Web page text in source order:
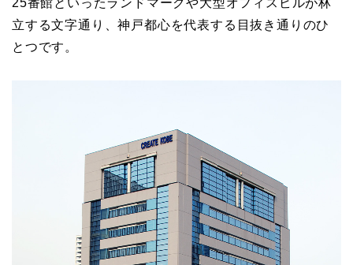
25番館といったランドマークや大型オフィスビルが林
立する文字通り、神戸都心を代表する目抜き通りのひ
とつです。